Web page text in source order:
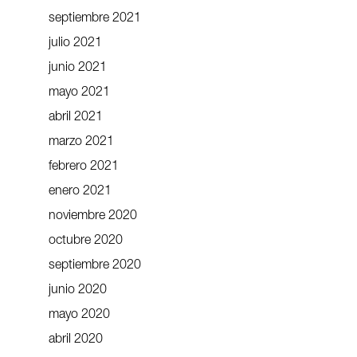
septiembre 2021
julio 2021
junio 2021
mayo 2021
abril 2021
marzo 2021
febrero 2021
enero 2021
noviembre 2020
octubre 2020
septiembre 2020
junio 2020
mayo 2020
abril 2020